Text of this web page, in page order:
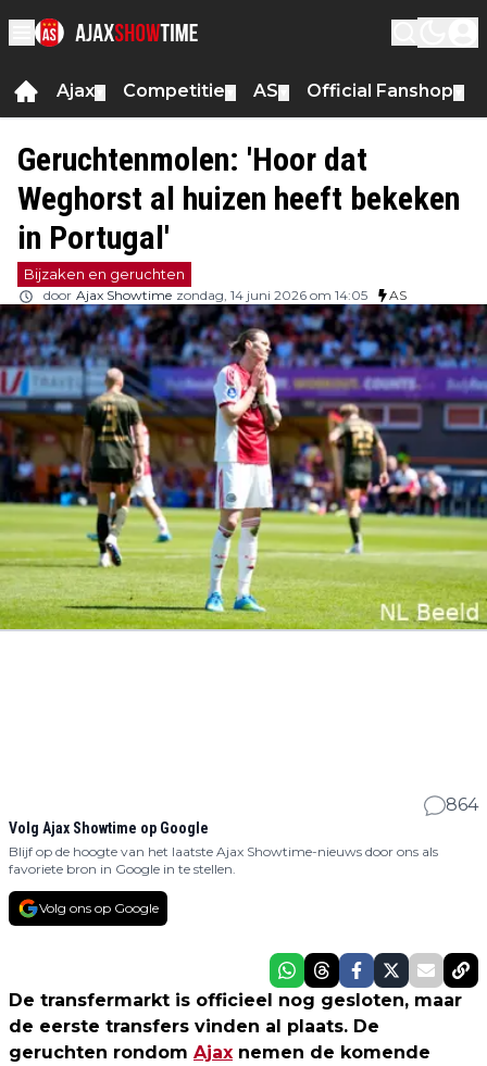
Ajax Competitie AS Official Fanshop
Geruchtenmolen: 'Hoor dat
Weghorst al huizen heeft bekeken
in Portugal'
Bijzaken en geruchten
door Ajax Showtime zondag, 14 juni 2026 om 14:05 AS
864
Volg Ajax Showtime op Google
Blijf op de hoogte van het laatste Ajax Showtime-nieuws door ons als
favoriete bron in Google in te stellen.
Volg ons op Google
De transfermarkt is officieel nog gesloten, maar
de eerste transfers vinden al plaats. De
geruchten rondom Ajax nemen de komende